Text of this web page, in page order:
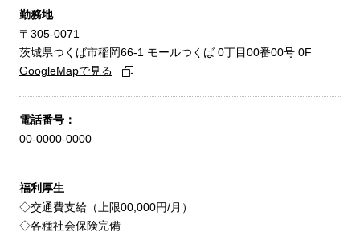
勤務地
〒305-0071
茨城県つくば市稲岡66-1 モールつくば 0丁目00番00号 0F
GoogleMapで見る
電話番号：
00-0000-0000
福利厚生
◇交通費支給（上限00,000円/月）
◇各種社会保険完備